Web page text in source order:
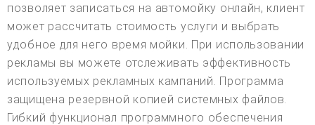
позволяет записаться на автомойку онлайн, клиент
может рассчитать стоимость услуги и выбрать
удобное для него время мойки. При использовании
рекламы вы можете отслеживать эффективность
используемых рекламных кампаний. Программа
защищена резервной копией системных файлов.
Гибкий функционал программного обеспечения